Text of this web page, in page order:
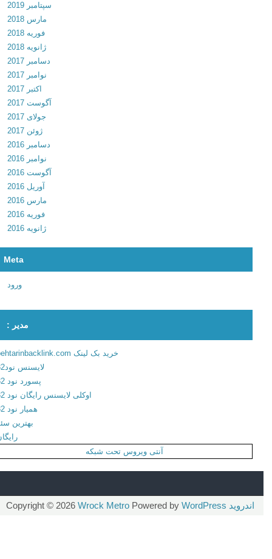
0
6
+
M
O
D
ا
و
د
ن
س
خ
ه
ک
ا
پ
ا
ف
ی
سپتامبر 2019
مارس 2018
فوریه 2018
ژانویه 2018
دسامبر 2017
نوامبر 2017
آگوست 2017
جولای 2017
ژوئن 2017
دسامبر 2016
نوامبر 2016
آگوست 2016
آوریل 2016
مارس 2016
فوریه 2016
ژانویه 2016
Meta
مدیر :
خرید بک لینک behtarinbacklink.com
لایسنس نود32
پسورد نود 32
اوکلی لایسنس رایگان نود 32
همیار نود 32
بهترین سئو
رایگان
آنتی ویروس تحت شبکه
اندرویدCopyright © 2026
Wrock MetroPowered byWordPress